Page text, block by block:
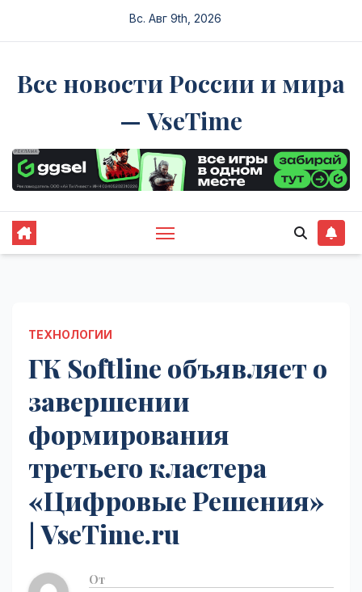
Вс. Авг 9th, 2026
Все новости России и мира
— VseTime
ТЕХНОЛОГИИ
ГК Softline объявляет о
завершении
формирования
третьего кластера
«Цифровые Решения»
| VseTime.ru
От